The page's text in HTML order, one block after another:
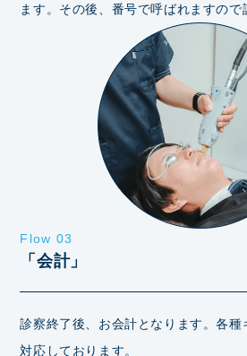
ます。その後、番号で呼ばれますので
Flow 03
「会計」
診察終了後、お会計となります。各種
対応しております。